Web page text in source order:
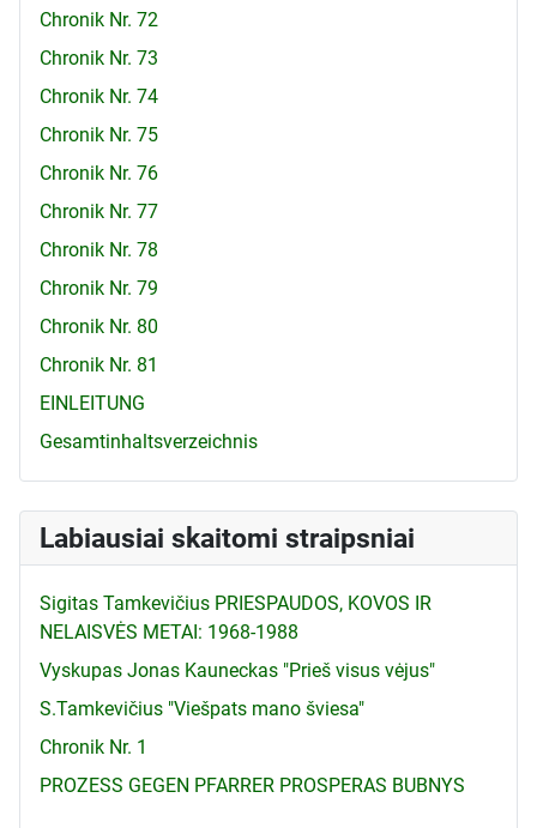
Chronik Nr. 72
Chronik Nr. 73
Chronik Nr. 74
Chronik Nr. 75
Chronik Nr. 76
Chronik Nr. 77
Chronik Nr. 78
Chronik Nr. 79
Chronik Nr. 80
Chronik Nr. 81
EINLEITUNG
Gesamtinhaltsverzeichnis
Labiausiai skaitomi straipsniai
Sigitas Tamkevičius PRIESPAUDOS, KOVOS IR
NELAISVĖS METAI: 1968-1988
Vyskupas Jonas Kauneckas "Prieš visus vėjus"
S.Tamkevičius "Viešpats mano šviesa"
Chronik Nr. 1
PROZESS GEGEN PFARRER PROSPERAS BUBNYS